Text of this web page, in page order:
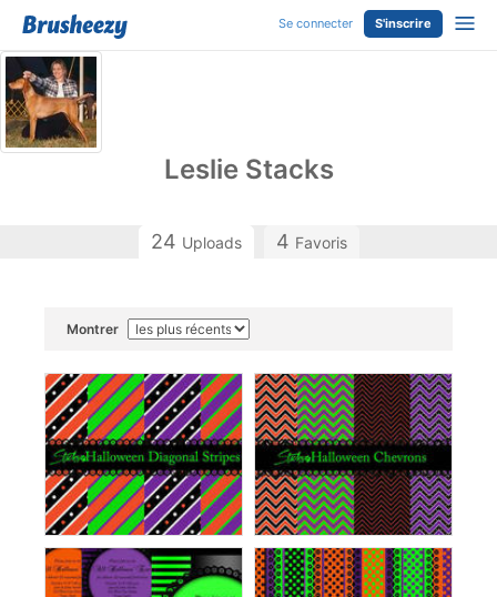
Se connecter S'inscrire
Leslie Stacks
24 Uploads 4 Favoris
Montrer